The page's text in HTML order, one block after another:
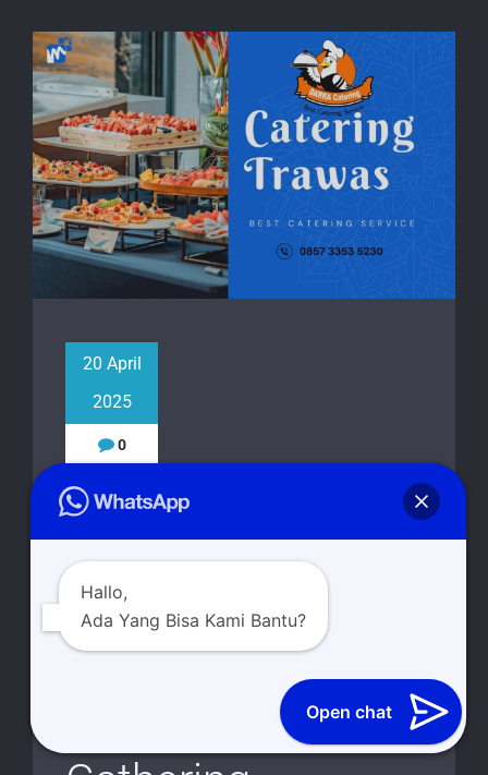
20 April
2025
0
Catering Trawas
Pacet, Solusi
Terbaik untuk
Acara Pesta,
Hajatan dan
Hallo,
Ada Yang Bisa Kami Bantu?
Open chat